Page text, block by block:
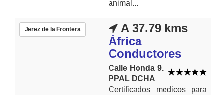
animal...
Jerez de la Frontera
A 37.79 kms
África
Conductores
Calle Honda 9.
PPAL DCHA
Certificados médicos para